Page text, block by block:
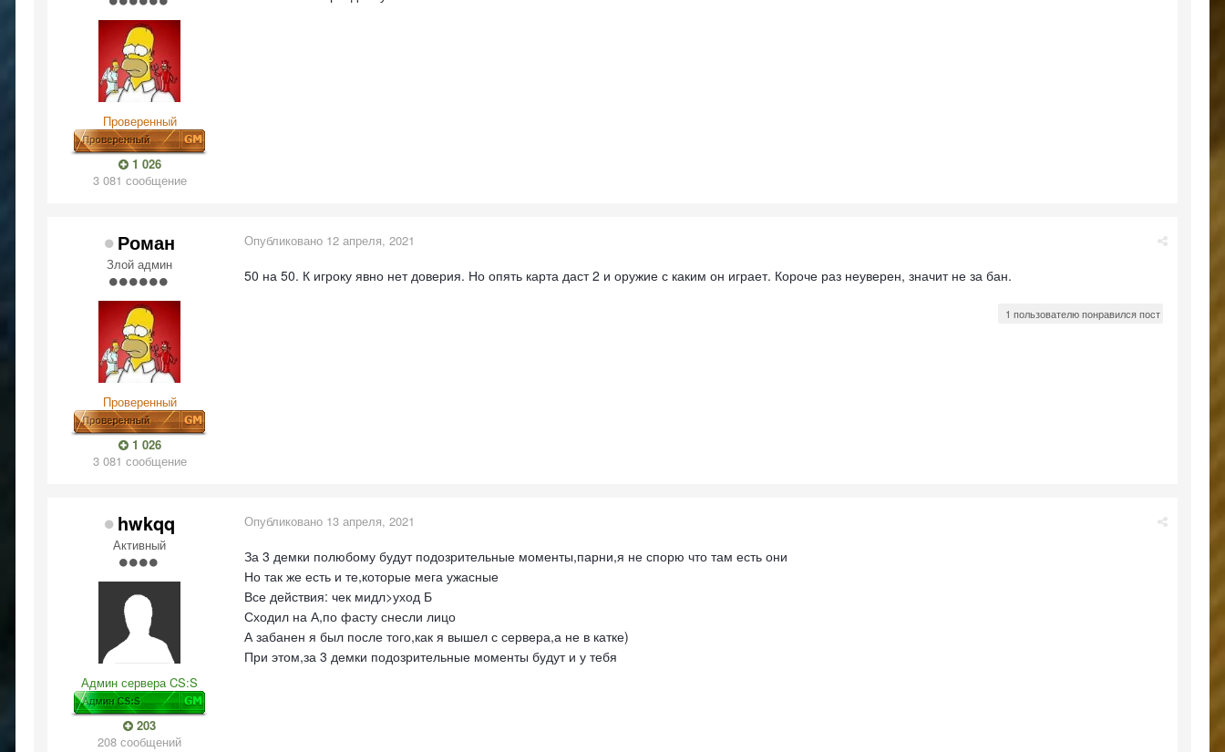
Проверенный
1 026
3 081 сообщение
Роман
Злой админ
Проверенный
1 026
3 081 сообщение
Опубликовано 12 апреля, 2021
50 на 50. К игроку явно нет доверия. Но опять карта даст 2 и оружие с каким он играет. Короче раз неуверен, значит не за бан.
1 пользователю понравился пост
hwkqq
Активный
Админ сервера CS:S
203
208 сообщений
Опубликовано 13 апреля, 2021
За 3 демки полюбому будут подозрительные моменты,парни,я не спорю что там есть они
Но так же есть и те,которые мега ужасные
Все действия: чек мидл>уход Б
Сходил на А,по фасту снесли лицо
А забанен я был после того,как я вышел с сервера,а не в катке)
При этом,за 3 демки подозрительные моменты будут и у тебя